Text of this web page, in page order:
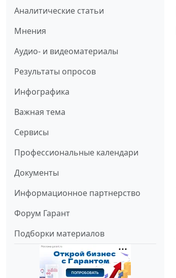
Аналитические статьи
Мнения
Аудио- и видеоматериалы
Результаты опросов
Инфографика
Важная тема
Сервисы
Профессиональные календари
Документы
Информационное партнерство
Форум Гарант
Подборки материалов